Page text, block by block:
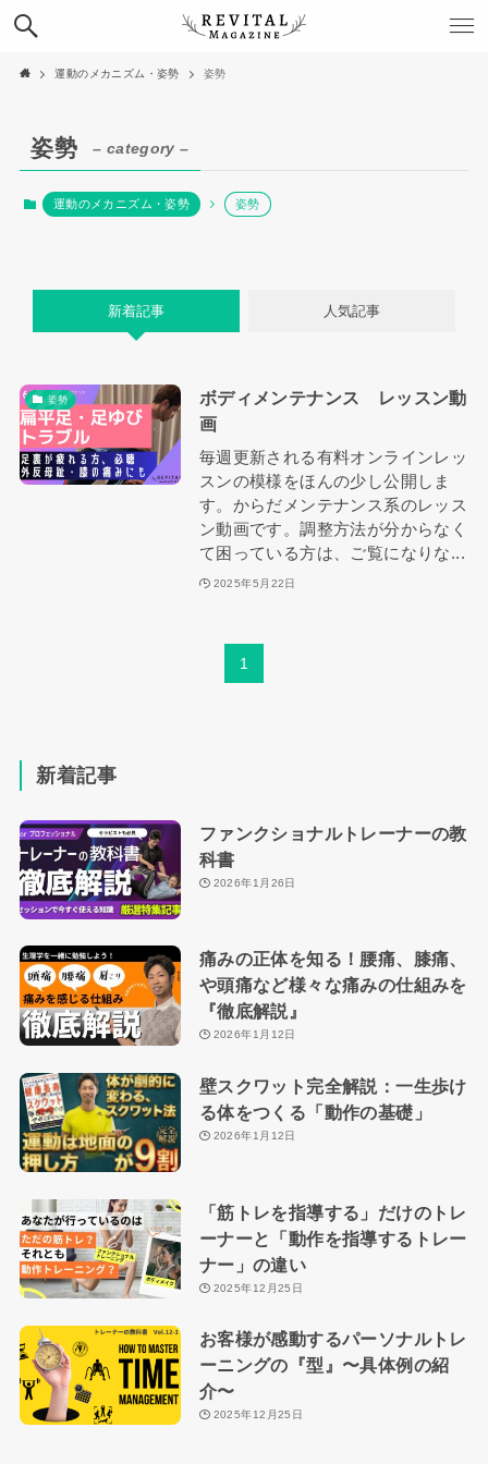
運動のメカニズム・姿勢 姿勢
姿勢 – category –
運動のメカニズム・姿勢 姿勢
新着記事 人気記事
姿勢
ボディメンテナンス レッスン動
画
毎週更新される有料オンラインレッ
スンの模様をほんの少し公開しま
す。からだメンテナンス系のレッス
ン動画です。調整方法が分からなく
て困っている方は、ご覧になりな...
2025年5月22日
1
新着記事
ファンクショナルトレーナーの教
科書
2026年1月26日
痛みの正体を知る！腰痛、膝痛、
や頭痛など様々な痛みの仕組みを
『徹底解説』
2026年1月12日
壁スクワット完全解説：一生歩け
る体をつくる「動作の基礎」
2026年1月12日
「筋トレを指導する」だけのトレ
ーナーと「動作を指導するトレー
ナー」の違い
2025年12月25日
お客様が感動するパーソナルトレ
ーニングの『型』〜具体例の紹
介〜
2025年12月25日